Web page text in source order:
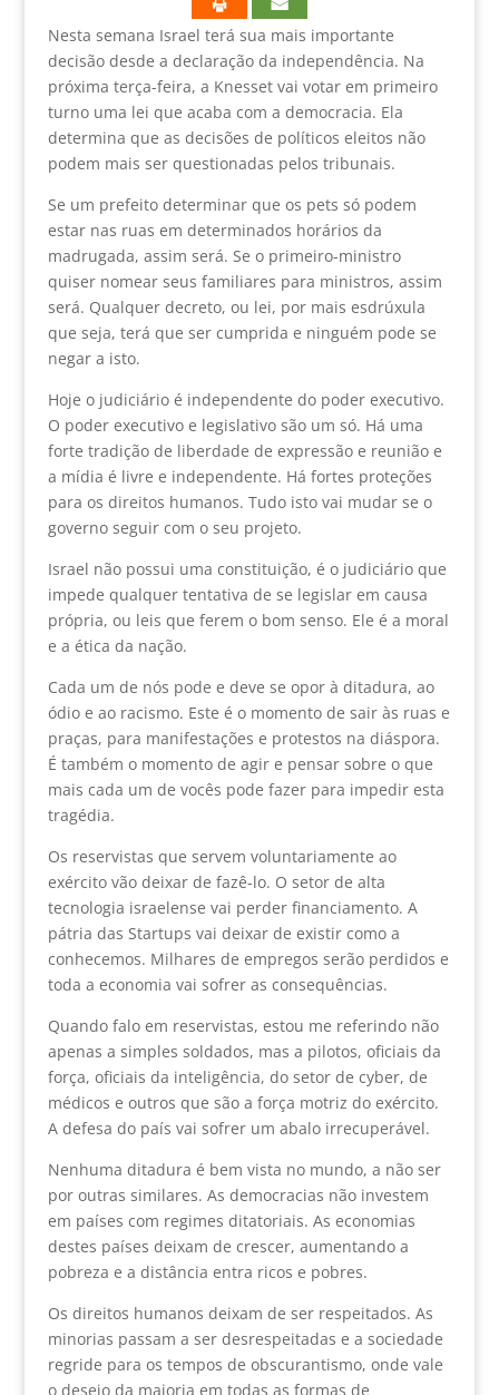
Nesta semana Israel terá sua mais importante
decisão desde a declaração da independência. Na
próxima terça-feira, a Knesset vai votar em primeiro
turno uma lei que acaba com a democracia. Ela
determina que as decisões de políticos eleitos não
podem mais ser questionadas pelos tribunais.
Se um prefeito determinar que os pets só podem
estar nas ruas em determinados horários da
madrugada, assim será. Se o primeiro-ministro
quiser nomear seus familiares para ministros, assim
será. Qualquer decreto, ou lei, por mais esdrúxula
que seja, terá que ser cumprida e ninguém pode se
negar a isto.
Hoje o judiciário é independente do poder executivo.
O poder executivo e legislativo são um só. Há uma
forte tradição de liberdade de expressão e reunião e
a mídia é livre e independente. Há fortes proteções
para os direitos humanos. Tudo isto vai mudar se o
governo seguir com o seu projeto.
Israel não possui uma constituição, é o judiciário que
impede qualquer tentativa de se legislar em causa
própria, ou leis que ferem o bom senso. Ele é a moral
e a ética da nação.
Cada um de nós pode e deve se opor à ditadura, ao
ódio e ao racismo. Este é o momento de sair às ruas e
praças, para manifestações e protestos na diáspora.
É também o momento de agir e pensar sobre o que
mais cada um de vocês pode fazer para impedir esta
tragédia.
Os reservistas que servem voluntariamente ao
exército vão deixar de fazê-lo. O setor de alta
tecnologia israelense vai perder financiamento. A
pátria das Startups vai deixar de existir como a
conhecemos. Milhares de empregos serão perdidos e
toda a economia vai sofrer as consequências.
Quando falo em reservistas, estou me referindo não
apenas a simples soldados, mas a pilotos, oficiais da
força, oficiais da inteligência, do setor de cyber, de
médicos e outros que são a força motriz do exército.
A defesa do país vai sofrer um abalo irrecuperável.
Nenhuma ditadura é bem vista no mundo, a não ser
por outras similares. As democracias não investem
em países com regimes ditatoriais. As economias
destes países deixam de crescer, aumentando a
pobreza e a distância entra ricos e pobres.
Os direitos humanos deixam de ser respeitados. As
minorias passam a ser desrespeitadas e a sociedade
regride para os tempos de obscurantismo, onde vale
o desejo da maioria em todas as formas de